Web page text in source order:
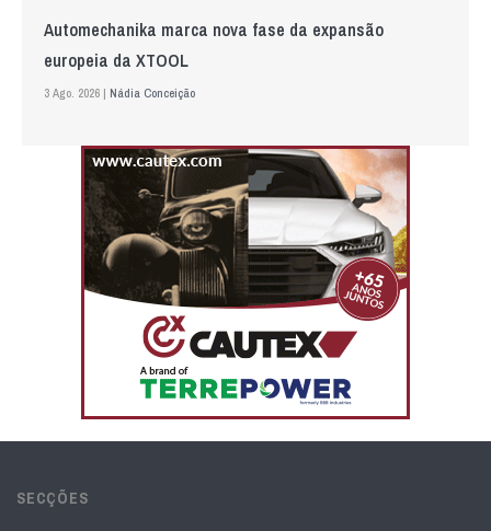
Automechanika marca nova fase da expansão
europeia da XTOOL
3 Ago. 2026 | Nádia Conceição
SECÇÕES